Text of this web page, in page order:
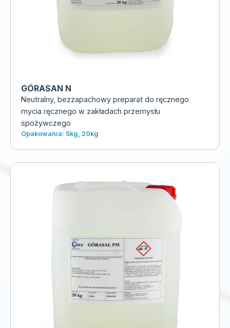
GÓRASAN N
Neutralny, bezzapachowy preparat do ręcznego
mycia ręcznego w zakładach przemysłu
spożywczego
Opakowania: 5kg, 20kg